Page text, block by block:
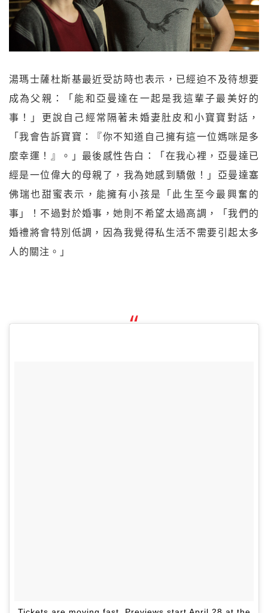
湯瑪士薩杜斯基最近受訪時也表示，已經迫不及待想要
成為父親：「能和亞曼達在一起是我這輩子最美好的
事！」更說自己經常隔著未婚妻肚皮和小寶寶對話，
「我會告訴寶寶：『你不知道自己擁有這一位媽咪是多
麼幸運！』。」最後感性告白：「在我心裡，亞曼達已
經是一位偉大的母親了，我為她感到驕傲！」亞曼達塞
佛瑞也甜蜜表示，能擁有小孩是「此生至今最興奮的
事」！不過對於婚事，她則不希望太過高調，「我們的
婚禮將會特別低調，因為我覺得私生活不需要引起太多
人的關注。」